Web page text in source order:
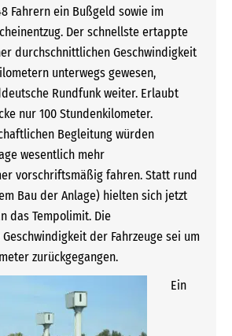
Fahrern ein Bußgeld sowie im
Der schnellste ertappte
durchschnittlichen Geschwindigkeit
unterwegs gewesen,
Rundfunk weiter. Erlaubt
nur 100 Stundenkilometer.
Begleitung würden
wesentlich mehr
vorschriftsmäßig fahren. Statt rund
Bau der Anlage) hielten sich jetzt
das Tempolimit. Die
der Fahrzeuge sei um
zurückgegangen.
Ein